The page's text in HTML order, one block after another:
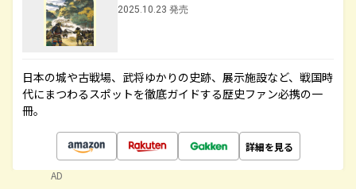
2025.10.23 発売
日本の城や古戦場、武将ゆかりの史跡、展示施設など、戦国時
代にまつわるスポットを徹底ガイドする歴史ファン必携の一
冊。
詳細を見る
AD